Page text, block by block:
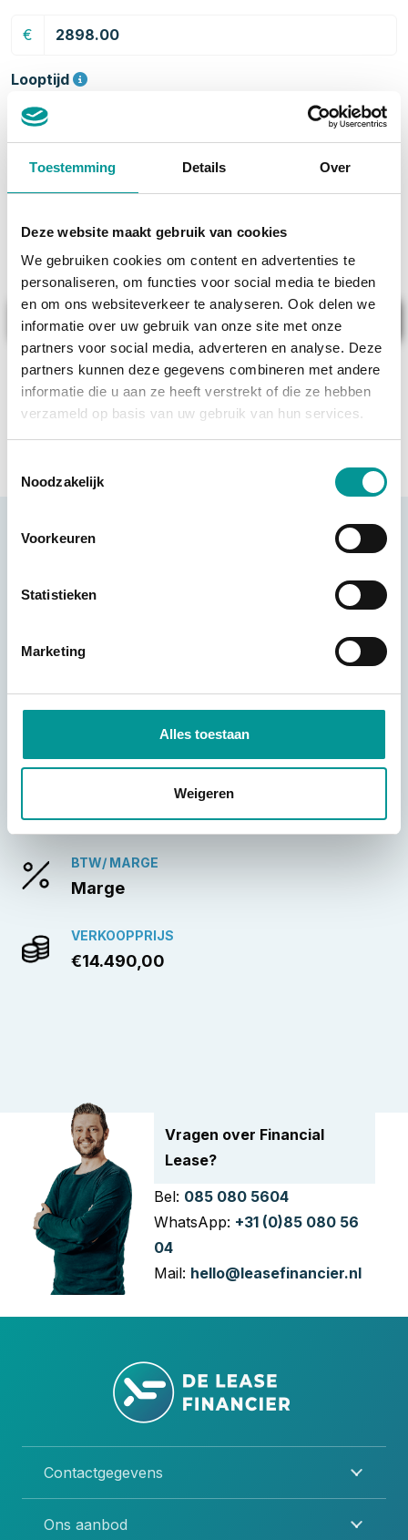
Toestemming Details Over
Deze website maakt gebruik van cookies
We gebruiken cookies om content en advertenties te
personaliseren, om functies voor social media te bieden
en om ons websiteverkeer te analyseren. Ook delen we
informatie over uw gebruik van onze site met onze
partners voor social media, adverteren en analyse. Deze
partners kunnen deze gegevens combineren met andere
informatie die u aan ze heeft verstrekt of die ze hebben
verzameld op basis van uw gebruik van hun services.
Noodzakelijk
Voorkeuren
Statistieken
Marketing
Alles toestaan
Weigeren
€
Looptijd
€ 223,97
Vrijblijvende offerte ontvangen
Afspraak maken
Zelf een auto gevonden buiten onze voorraad? Ook deze kunt u via
ons financieren.
2020
1290 SUPERDUKE GT
sport-tour
BTW/ MARGE
Marge
VERKOOPPRIJS
€14.490,00
Vragen over Financial
Lease?
Bel: 085 080 5604
WhatsApp: +31 (0)85 080 56
04
Mail: hello@leasefinancier.nl
Contactgegevens
Ons aanbod